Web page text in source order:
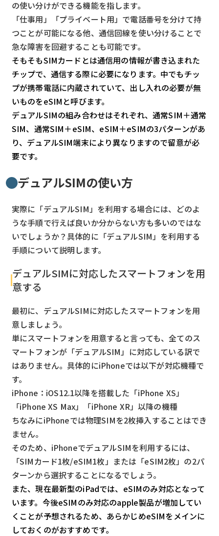
の使い分けができる機能を指します。
「仕事用」「プライベート用」で電話番号を分けて持
つことが可能になる他、通信回線を使い分けることで
急な障害を回避することも可能です。
そもそもSIMカードとは通信用の情報が書き込まれた
チップで、通信する際に必要になります。中でもチッ
プが携帯電話に内蔵されていて、出し入れの必要が無
いものをeSIMと呼びます。
デュアルSIMの組み合わせはそれぞれ、通常SIM＋通常
SIM、通常SIM＋eSIM、eSIM＋eSIMの3パターンがあ
り、デュアルSIM端末により異なりますので留意が必
要です。
デュアルSIMの使い方
実際に「デュアルSIM」を利用する場合には、どのよ
うな手順で行えば良いか分からない方も多いのではな
いでしょうか？具体的に「デュアルSIM」を利用する
手順について説明します。
デュアルSIMに対応したスマートフォンを用
意する
最初に、デュアルSIMに対応したスマートフォンを用
意しましょう。
単にスマートフォンを用意すると言っても、全てのス
マートフォンが「デュアルSIM」に対応している訳で
はありません。具体的にiPhoneでは以下が対応機種で
す。
iPhone：iOS12.1以降を搭載した「iPhone XS」
「iPhone XS Max」「iPhone XR」以降の機種
ちなみにiPhoneでは物理SIMを2枚挿入することはでき
ません。
そのため、iPhoneでデュアルSIMを利用するには、
「SIMカード1枚/eSIM1枚」または「eSIM2枚」の2パ
ターンから選択することになるでしょう。
また、現在最新型のiPadでは、eSIMのみ対応となって
います。今後eSIMのみ対応のapple製品が増加してい
くことが予想されるため、あらかじめeSIMをメインに
しておくのがおすすめです。